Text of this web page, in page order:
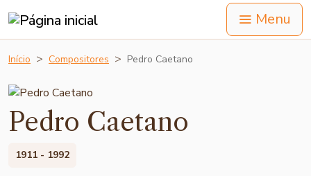
Menu
Início Compositores Pedro Caetano
Pedro Caetano
1911 - 1992